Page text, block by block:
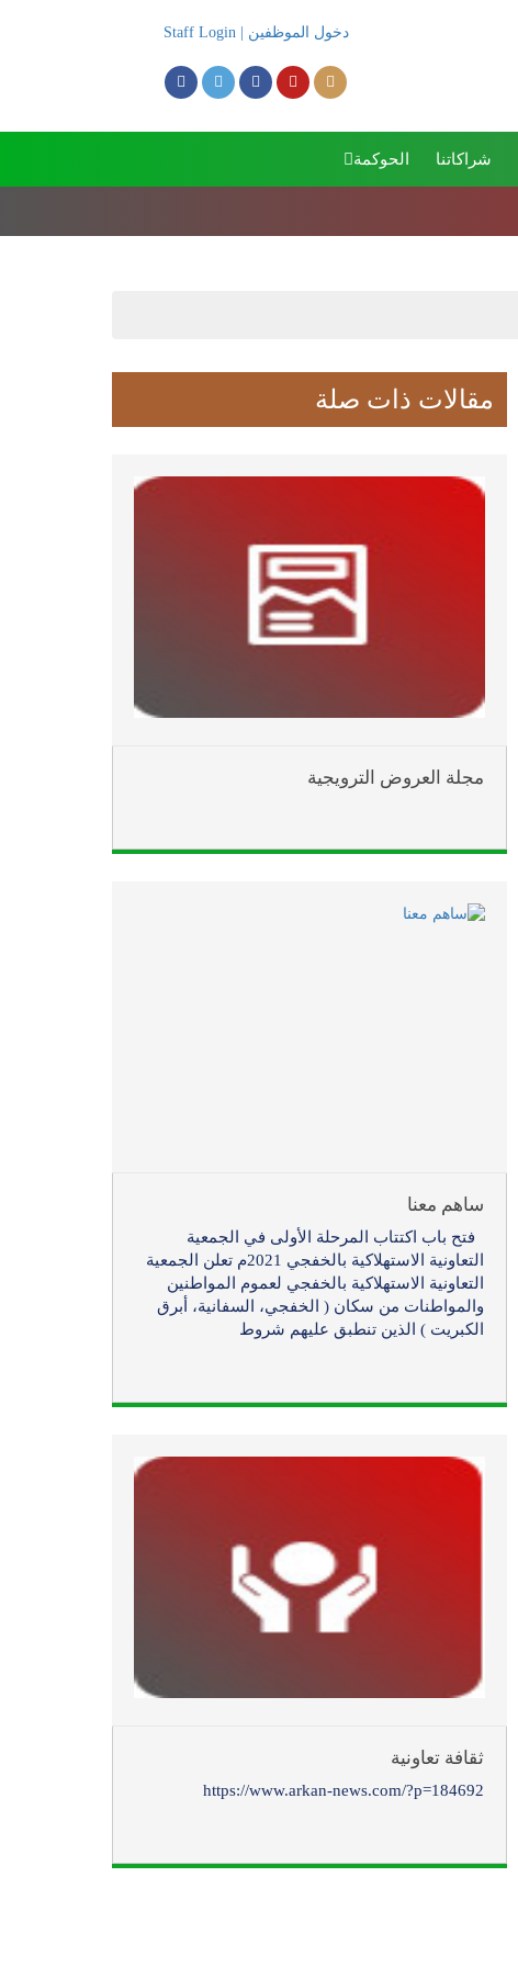
دخول الموظفين | Staff Login
شراكاتنا الحوكمة
مقالات ذات صلة
مجلة العروض الترويجية
ساهم معنا
فتح باب اكتتاب المرحلة الأولى في الجمعية
التعاونية الاستهلاكية بالخفجي 2021م تعلن الجمعية
التعاونية الاستهلاكية بالخفجي لعموم المواطنين
والمواطنات من سكان ( الخفجي، السفانية، أبرق
الكبريت ) الذين تنطبق عليهم شروط
ثقافة تعاونية
https://www.arkan-news.com/?p=184692